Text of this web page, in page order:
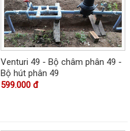
Venturi 49 - Bộ châm phân 49 -
Bộ hút phân 49
599.000 đ